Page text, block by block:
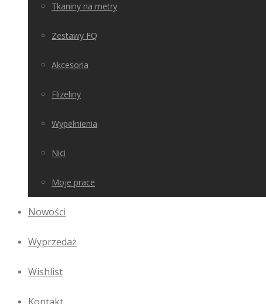
Tkaniny na metry
Zestawy FQ
Akcesoria
Flizeliny
Wypełnienia
Nici
Moje prace
Nowości
Wyprzedaż
Wishlist